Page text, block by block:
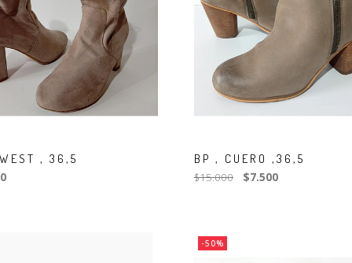
, 36,5 BP , CUERO ,36,5
$15.000 $7.500
-50%